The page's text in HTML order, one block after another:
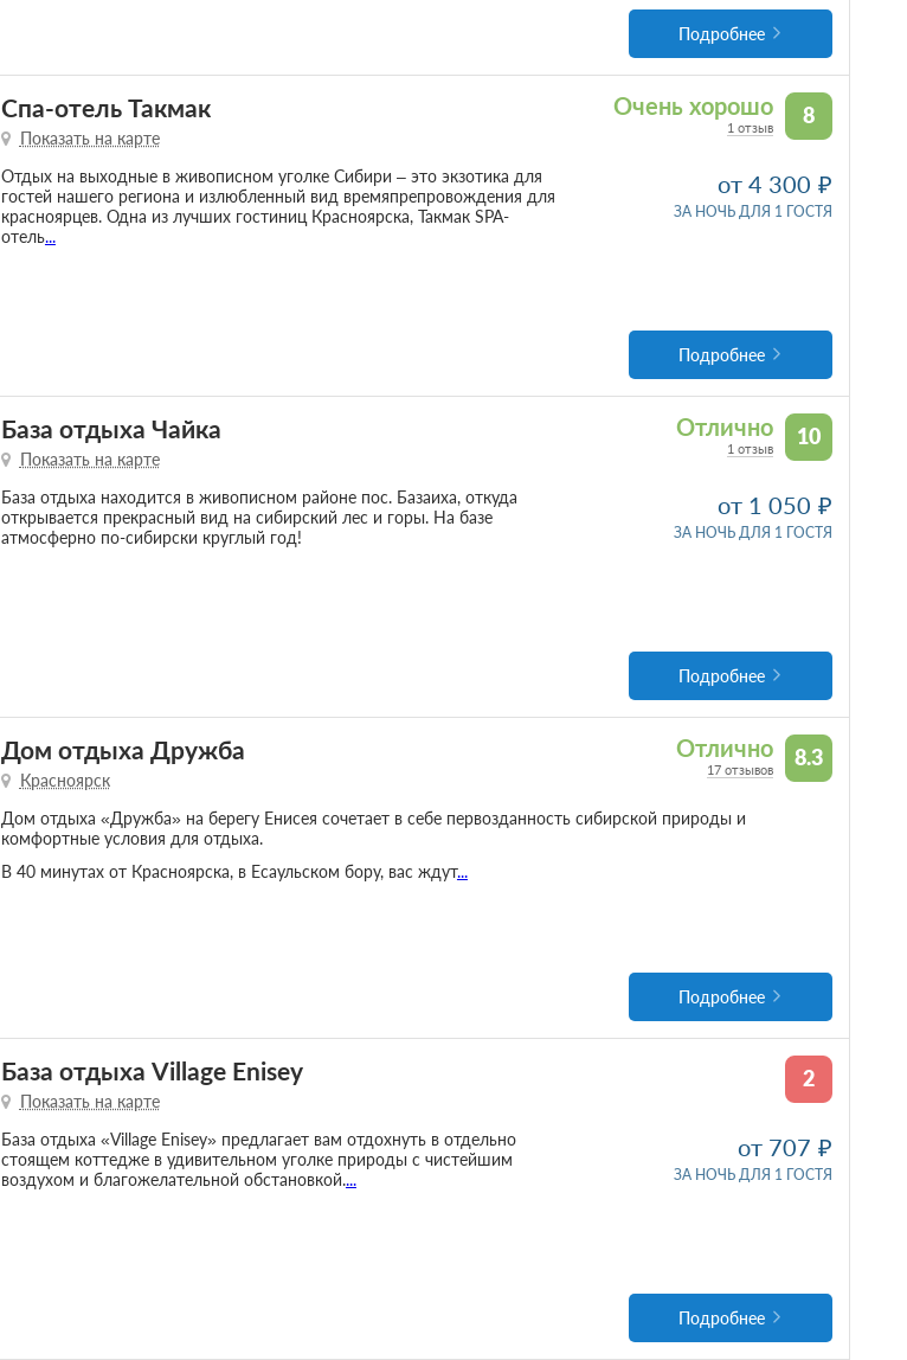
Подробнее
8
Очень хорошо
1 отзыв
Спа-отель Такмак
Показать на карте
Отдых на выходные в живописном уголке Сибири – это экзотика для
гостей нашего региона и излюбленный вид времяпрепровождения для
красноярцев. Одна из лучших гостиниц Красноярска, Такмак SPA-
отель...
от 4 300
ЗА НОЧЬ ДЛЯ 1 ГОСТЯ
Подробнее
10
Отлично
1 отзыв
База отдыха Чайка
Показать на карте
База отдыха находится в живописном районе пос. Базаиха, откуда
открывается прекрасный вид на сибирский лес и горы. На базе
атмосферно по-сибирски круглый год!
от 1 050
ЗА НОЧЬ ДЛЯ 1 ГОСТЯ
Подробнее
8.3
Отлично
17 отзывов
Дом отдыха Дружба
Красноярск
Дом отдыха «Дружба» на берегу Енисея сочетает в себе первозданность сибирской природы и
комфортные условия для отдыха.
В 40 минутах от Красноярска, в Есаульском бору, вас ждут...
Подробнее
2
База отдыха Village Enisey
Показать на карте
База отдыха «Village Enisey» предлагает вам отдохнуть в отдельно
стоящем коттедже в удивительном уголке природы с чистейшим
воздухом и благожелательной обстановкой....
от 707
ЗА НОЧЬ ДЛЯ 1 ГОСТЯ
Подробнее